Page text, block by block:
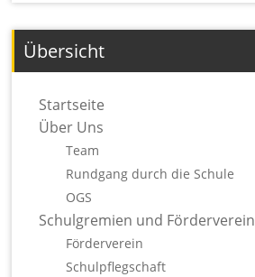
Übersicht
Startseite
Über Uns
Team
Rundgang durch die Schule
OGS
Schulgremien und Förderverein
Förderverein
Schulpflegschaft